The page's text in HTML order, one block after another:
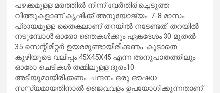
പഴക്കമുള്ള മരത്തിൽ നിന്ന് വേർതിരിച്ചെടുത്ത
വിത്തുകളാണ് കൃഷിക്ക് അനുയോജ്യം. 7-8 മാസം
പ്രായമുള്ള തൈകലാണ് തറയിൽ നടേണ്ടത്. തറയിൽ
നടുമ്പോൾ ഓരോ തൈകൾക്കും ഏകദേശം 30 മുതൽ
35 സെന്റിമീറ്റർ ഉയരമുണ്ടായിരിക്കണം. കൂടാതെ
കുഴിയുടെ വലിപ്പം 45X45X45 എന്ന അനുപാതത്തിലും
ഓരോ ചെടികൾ തമ്മിലുള്ള ദൂരം10
അടിയുമായിരിക്കണം. ചന്ദനം ഒരു ഔഷധ
സസ്യമായതിനാൽ ജൈവവളം ഉപയോഗിക്കുന്നതാണ്